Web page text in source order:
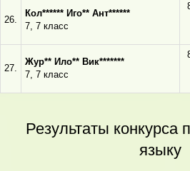
26.
Кол****** Иго** Ант******
7, 7 класс
27.
Жур** Ило** Вик*******
7, 7 класс
Результаты конкурса
языку